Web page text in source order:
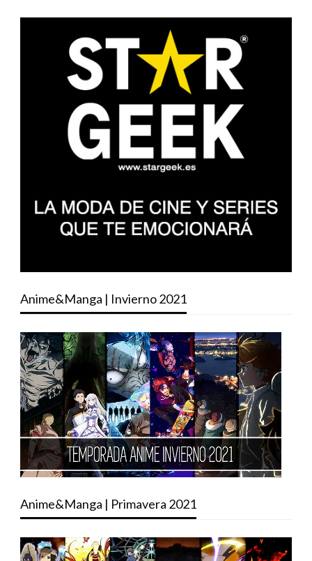
Anime&Manga | Invierno 2021
Anime&Manga | Primavera 2021